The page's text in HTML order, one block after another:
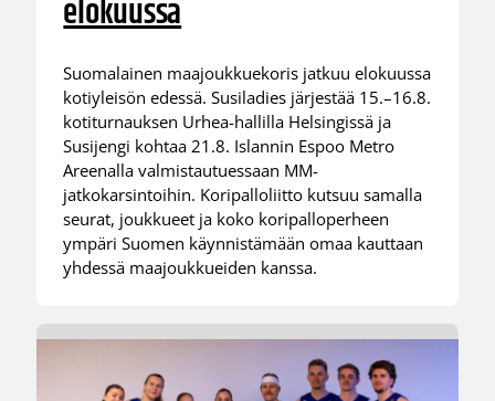
elokuussa
Suomalainen maajoukkuekoris jatkuu elokuussa
kotiyleisön edessä. Susiladies järjestää 15.–16.8.
kotiturnauksen Urhea-hallilla Helsingissä ja
Susijengi kohtaa 21.8. Islannin Espoo Metro
Areenalla valmistautuessaan MM-
jatkokarsintoihin. Koripalloliitto kutsuu samalla
seurat, joukkueet ja koko koripalloperheen
ympäri Suomen käynnistämään omaa kauttaan
yhdessä maajoukkueiden kanssa.